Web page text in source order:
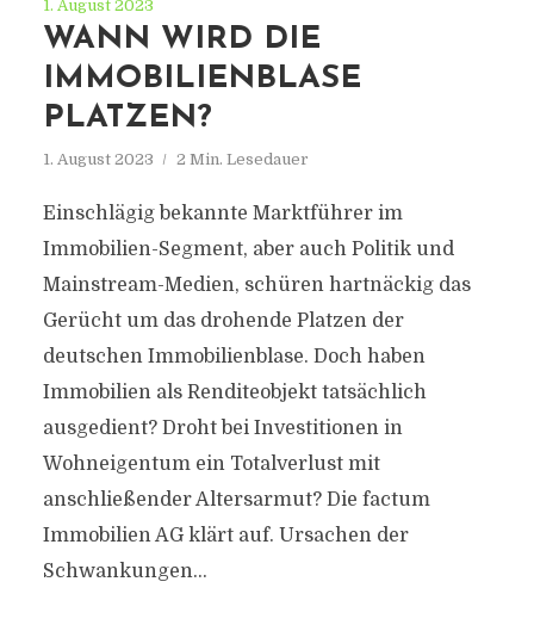
1. August 2023
WANN WIRD DIE
IMMOBILIENBLASE
PLATZEN?
1. August 2023 2 Min. Lesedauer
Einschlägig bekannte Marktführer im
Immobilien-Segment, aber auch Politik und
Mainstream-Medien, schüren hartnäckig das
Gerücht um das drohende Platzen der
deutschen Immobilienblase. Doch haben
Immobilien als Renditeobjekt tatsächlich
ausgedient? Droht bei Investitionen in
Wohneigentum ein Totalverlust mit
anschließender Altersarmut? Die factum
Immobilien AG klärt auf. Ursachen der
Schwankungen...